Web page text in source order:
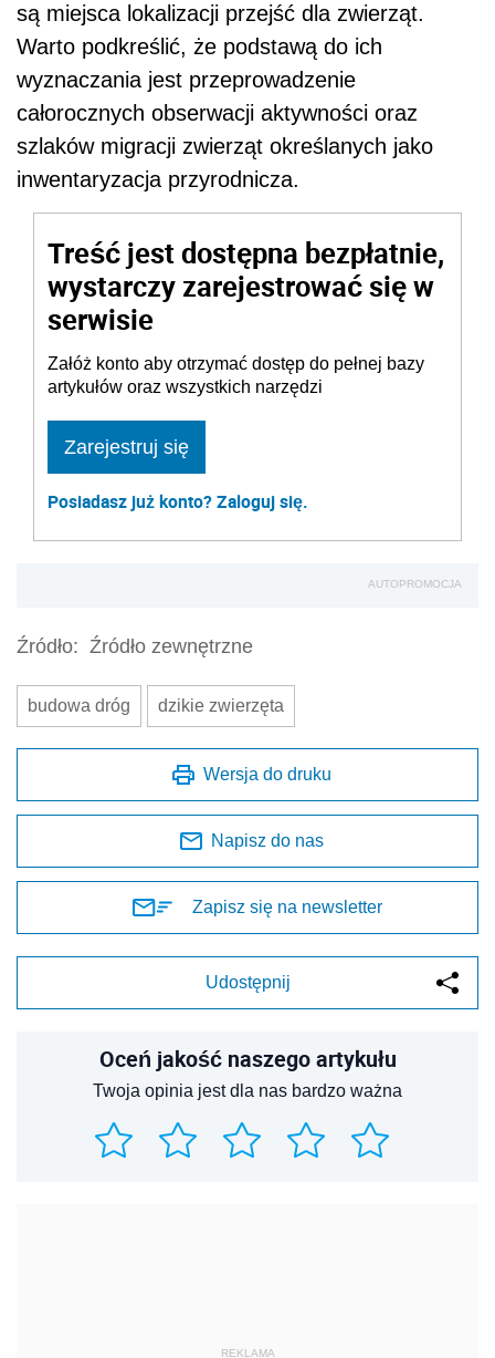
są miejsca lokalizacji przejść dla zwierząt.
Warto podkreślić, że podstawą do ich
wyznaczania jest przeprowadzenie
całorocznych obserwacji aktywności oraz
szlaków migracji zwierząt określanych jako
inwentaryzacja przyrodnicza.
Treść jest dostępna bezpłatnie,
wystarczy zarejestrować się w
serwisie
Załóż konto aby otrzymać dostęp do pełnej bazy
artykułów oraz wszystkich narzędzi
Zarejestruj się
Posiadasz już konto? Zaloguj się.
AUTOPROMOCJA
Źródło: Źródło zewnętrzne
budowa dróg dzikie zwierzęta
Wersja do druku
Napisz do nas
Zapisz się na newsletter
Udostępnij
Oceń jakość naszego artykułu
Twoja opinia jest dla nas bardzo ważna
REKLAMA